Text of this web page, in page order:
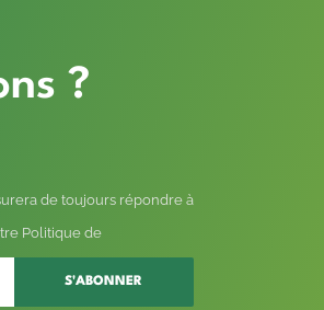
?
de toujours répondre à
Politique de
S'ABONNER